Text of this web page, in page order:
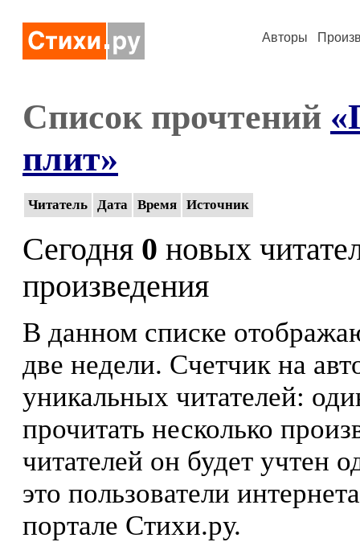
Авторы
Список прочтений
плит»
Читатель Дата Время Источник
Сегодня 0 новых
произведения
В данном списке
две недели. Счетчик на
уникальных читателей:
прочитать несколько
читателей он будет учтен
это пользователи
портале Стихи.ру.